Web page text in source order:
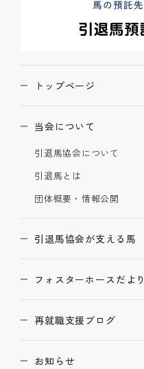
トップページ
当会について
引退馬協会について
引退馬とは
団体概要・情報公開
引退馬協会が支える馬
フォスターホースだより
再就職支援ブログ
お知らせ